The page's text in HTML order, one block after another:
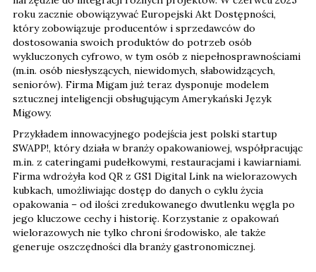
dostosowania swoich produktów do potrzeb osób
wykluczonych cyfrowo, w tym osób z niepełnosprawnościami
(m.in. osób niesłyszących, niewidomych, słabowidzących,
seniorów). Firma Migam już teraz dysponuje modelem
sztucznej inteligencji obsługującym Amerykański Język
Migowy.
Przykładem innowacyjnego podejścia jest polski startup
SWAPP!, który działa w branży opakowaniowej, współpracując
m.in. z cateringami pudełkowymi, restauracjami i kawiarniami.
Firma wdrożyła kod QR z GS1 Digital Link na wielorazowych
kubkach, umożliwiając dostęp do danych o cyklu życia
opakowania – od ilości zredukowanego dwutlenku węgla po
jego kluczowe cechy i historię. Korzystanie z opakowań
wielorazowych nie tylko chroni środowisko, ale także
generuje oszczędności dla branży gastronomicznej.